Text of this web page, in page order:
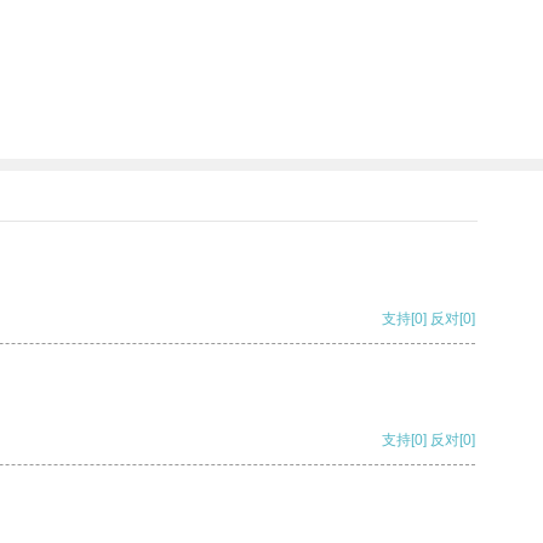
支持[0] 反对[0]
支持[0] 反对[0]